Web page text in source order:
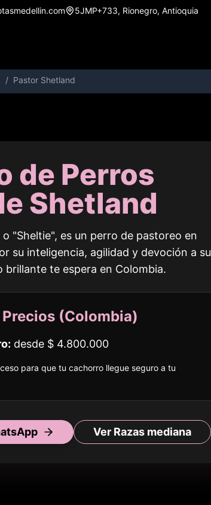
5JMP+733, Rionegro, Antioquia
/ Pastor Shetland
de Perros
Shetland
"Sheltie", es un perro de pastoreo en
su inteligencia, agilidad y devoción a su
brillante te espera en Colombia.
(Colombia)
desde $ 4.800.000
para que tu cachorro llegue seguro a tu
Ver Razas mediana